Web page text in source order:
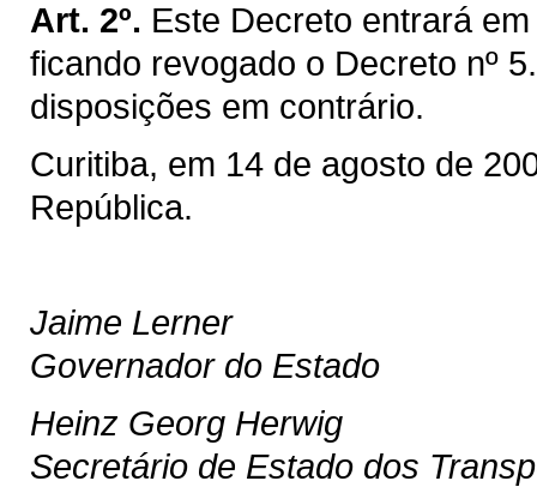
Art. 2º. Este Decreto entrará
ficando revogado o Decreto nº
disposições em contrário.
Curitiba, em 14 de agosto de
República.
Jaime Lerner
Governador do Estado
Heinz Georg Herwig
Secretário de Estado dos